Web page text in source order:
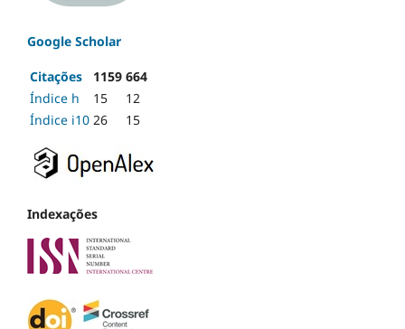
Google Scholar
Citações 1159 664
Índice h
15
12
Índice i10 26 15
Indexações